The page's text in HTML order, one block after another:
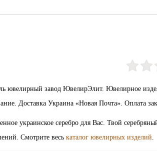
ювелирный завод ЮвелирЭлит. Ювелирное
Доставка Украина «Новая Почта». Оплата
украинское серебро для Вас. Твой
Смотрите весь каталог ювелирных изделий.